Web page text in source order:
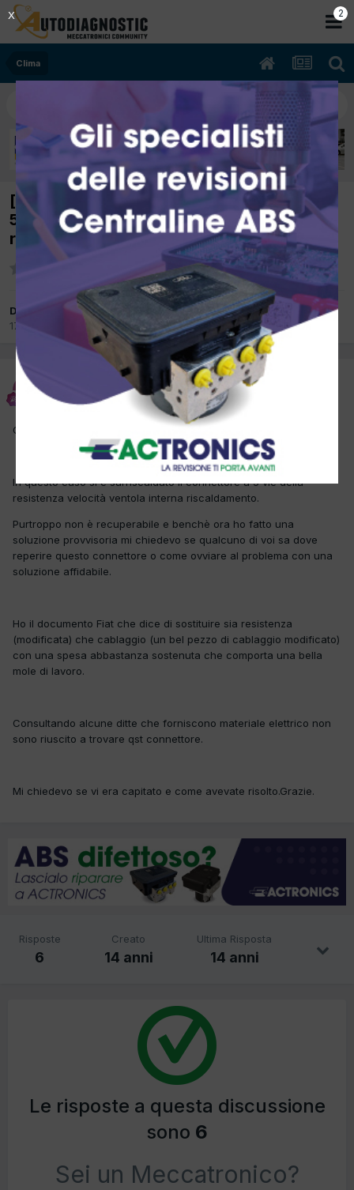
Clima
[Grande Punto 06/2007 1300cc 199A9000
55Kw Diesel] Connettore resistenza ventola
riscaldamento
Da Sauro
17 Febbraio 2012
inClima
Inviato 17 Febbraio 2012
Clima Manuale.
In questo caso si è surriscaldato il connettore a 5 vie della
resistenza velocità ventola interna riscaldamento.
Purtroppo non è recuperabile e benchè ora ho fatto una
soluzione provvisoria mi chiedevo se qualcuno di voi sa dove
reperire questo connettore o come ovviare al problema con una
soluzione affidabile.
Ho il documento Fiat che dice di sostituire sia resistenza
(modificata) che cablaggio (un bel pezzo di cablaggio modificato)
con una spesa abbastanza sostenuta che comporta una bella
mole di lavoro.
Consultando alcune ditte che forniscono materiale elettrico non
sono riuscito a trovare qst connettore.
Mi chiedevo se vi era capitato e come avevate risolto.Grazie.
Risposte
6
Creato
14 anni
Ultima Risposta
14 anni
Le risposte a questa discussione
sono 6
Sei un Meccatronico?
1
X